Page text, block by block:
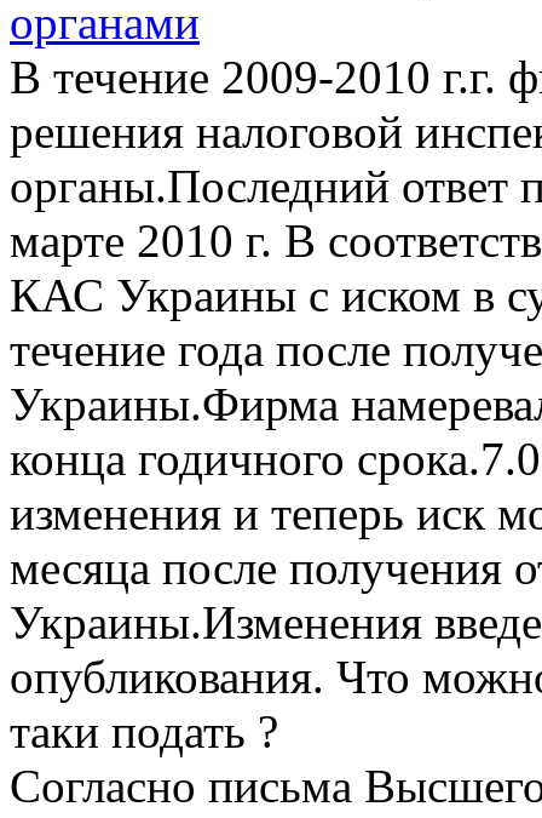
органами
В течение 2009-2010 г.г.
решения налоговой
органы.Последний
марте 2010 г. В
КАС Украины с иском в
течение года после
Украины.Фирма
конца годичного
изменения и теперь иск
месяца после получения
Украины.Изменения
опубликования. Что
таки подать ?
Согласно письма